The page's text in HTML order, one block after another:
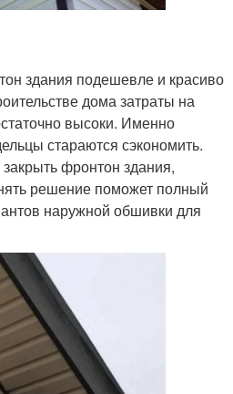
здания подешевле и красиво
дома затраты на
высоки. Именно
стараются сэкономить.
фронтон здания,
решение поможет полный
наружной обшивки для